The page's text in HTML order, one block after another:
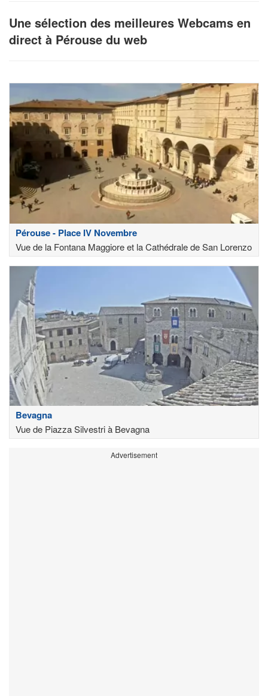
Une sélection des meilleures Webcams en
direct à Pérouse du web
Pérouse - Place IV Novembre
Vue de la Fontana Maggiore et la Cathédrale de San Lorenzo
Bevagna
Vue de Piazza Silvestri à Bevagna
Advertisement